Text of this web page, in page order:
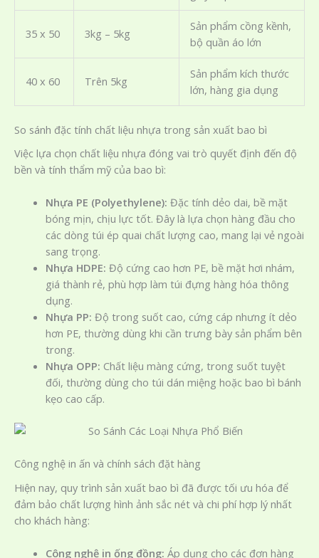
35 x 50 3kg – 5kg
Sản phẩm cồng kềnh,
bộ quần áo lớn
40 x 60 Trên 5kg
Sản phẩm kích thước
lớn, hàng gia dụng
So sánh đặc tính chất liệu nhựa trong sản xuất bao bì
Việc lựa chọn chất liệu nhựa đóng vai trò quyết định đến độ
bền và tính thẩm mỹ của bao bì:
Nhựa PE (Polyethylene): Đặc tính dẻo dai, bề mặt
bóng mịn, chịu lực tốt. Đây là lựa chọn hàng đầu cho
các dòng túi ép quai chất lượng cao, mang lại vẻ ngoài
sang trọng.
Nhựa HDPE: Độ cứng cao hơn PE, bề mặt hơi nhám,
giá thành rẻ, phù hợp làm túi đựng hàng hóa thông
dụng.
Nhựa PP: Độ trong suốt cao, cứng cáp nhưng ít dẻo
hơn PE, thường dùng khi cần trưng bày sản phẩm bên
trong.
Nhựa OPP: Chất liệu màng cứng, trong suốt tuyệt
đối, thường dùng cho túi dán miệng hoặc bao bì bánh
kẹo cao cấp.
Công nghệ in ấn và chính sách đặt hàng
Hiện nay, quy trình sản xuất bao bì đã được tối ưu hóa để
đảm bảo chất lượng hình ảnh sắc nét và chi phí hợp lý nhất
cho khách hàng:
Công nghệ in ống đồng: Áp dụng cho các đơn hàng